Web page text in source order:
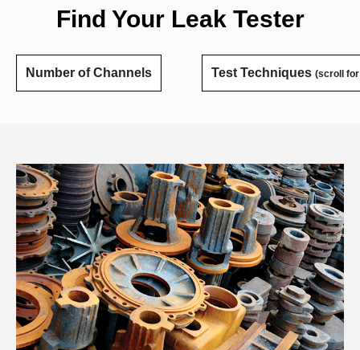
Find Your Leak Tester
Number of Channels Test Techniques (scroll